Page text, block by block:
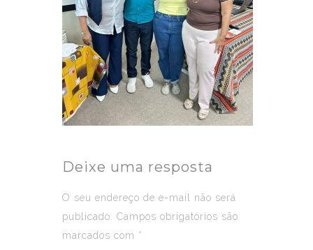
Deixe uma resposta
O seu endereço de e-mail não será
publicado.
Campos obrigatórios são
marcados com *